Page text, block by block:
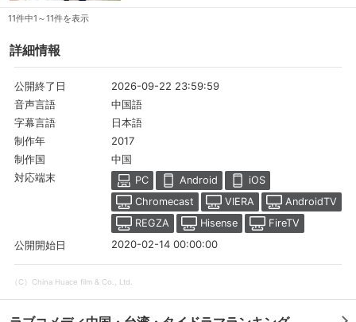
お気に入り
閲覧履歴
視聴年齢制限
す。
スマホなどでRakuten TVを視聴する際のデ
バイス連携の設定ができます。
視聴年齢制限の変更時にパスコード入力が
11件中1～11件を表示
詳細情報
公開終了日 2026-09-22 23:59:59
音声言語 中国語
字幕言語 日本語
制作年 2017
制作国 中国
対応端末 PC Android
iOS
Chromecast
VIERA
AndroidTV
REGZA
Hisense
FireTV
公開開始日
2020-02-14 00:00:00
（C）China Huace film & Co., Ltd.